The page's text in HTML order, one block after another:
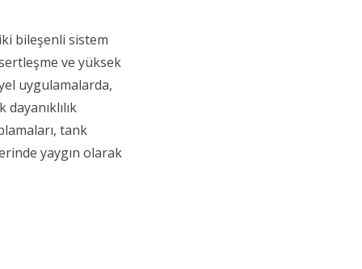
bileşenli sistem
ve yüksek
uygulamalarda,
tank
yaygın olarak